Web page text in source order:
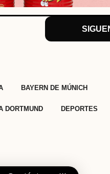
BAYERN DE MÚNICH
DORTMUND DEPORTES